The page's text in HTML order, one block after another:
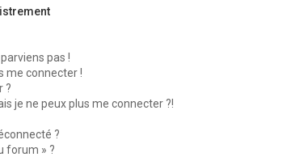
pas !
me connecter !
?
je ne peux plus me connecter ?!
?
forum » ?